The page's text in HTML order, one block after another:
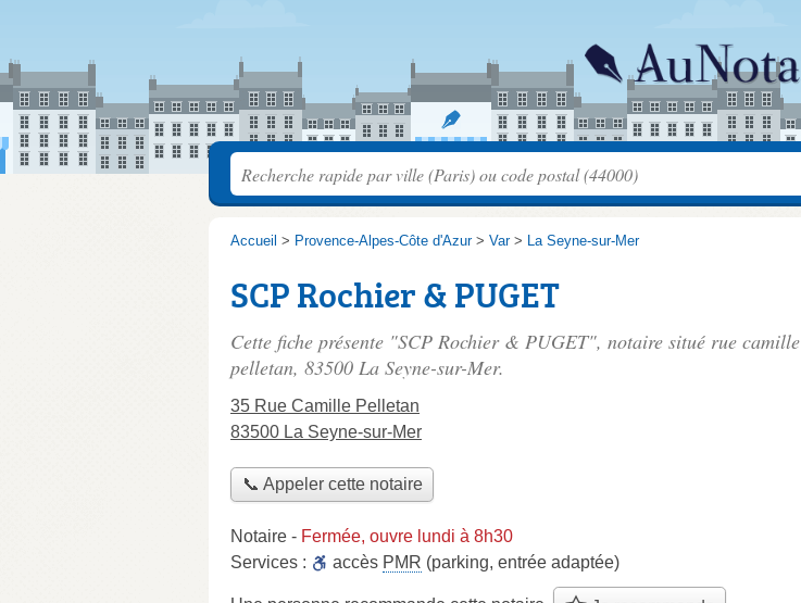
Accueil > Provence-Alpes-Côte d'Azur> Var> La Seyne-sur-Mer
SCP Rochier & PUGET
Cette fiche présente "SCP Rochier & PUGET", notaire situé rue camille
pelletan, 83500 La Seyne-sur-Mer.
35 Rue Camille Pelletan
83500 La Seyne-sur-Mer
📞 Appeler cette notaire
Notaire - Fermée, ouvre lundi à 8h30
Services :
accès PMR (parking, entrée adaptée)